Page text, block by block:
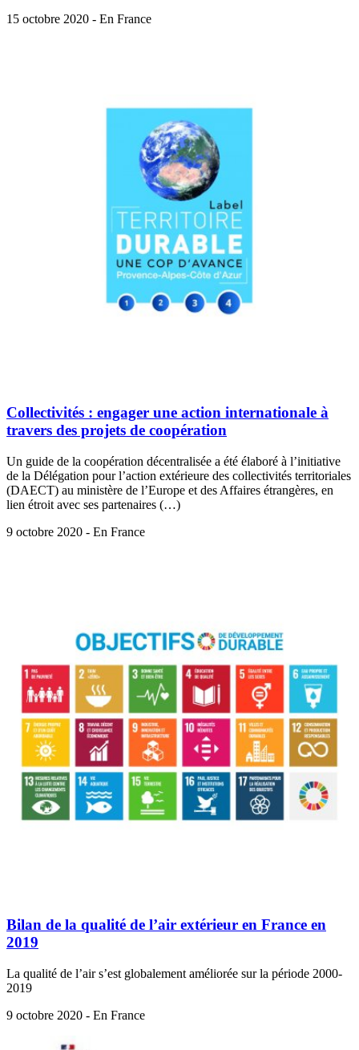
15 octobre 2020 - En France
Collectivités : engager une action internationale à
travers des projets de coopération
Un guide de la coopération décentralisée a été élaboré à l’initiative
de la Délégation pour l’action extérieure des collectivités territoriales
(DAECT) au ministère de l’Europe et des Affaires étrangères, en
lien étroit avec ses partenaires (…)
9 octobre 2020 - En France
Bilan de la qualité de l’air extérieur en France en
2019
La qualité de l’air s’est globalement améliorée sur la période 2000-
2019
9 octobre 2020 - En France